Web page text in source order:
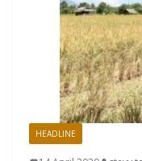
HEADLINE